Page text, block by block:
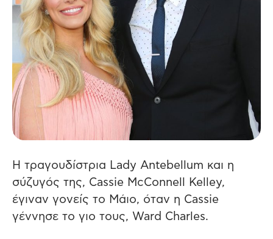
Η τραγουδίστρια Lady Antebellum και η
σύζυγός της, Cassie McConnell Kelley,
έγιναν γονείς το Μάιο, όταν η Cassie
γέννησε το γιο τους, Ward Charles.